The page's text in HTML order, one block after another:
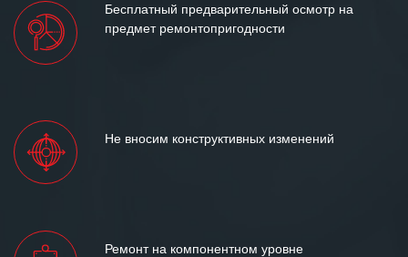
Бесплатный предварительный осмотр на
предмет ремонтопригодности
Не вносим конструктивных изменений
Ремонт на компонентном уровне